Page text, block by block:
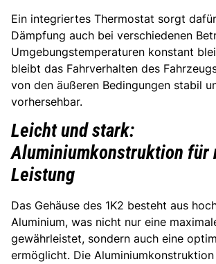
Ein integriertes Thermostat sorgt
Dämpfung auch bei verschiedenen
Umgebungstemperaturen konstant
bleibt das Fahrverhalten des
von den äußeren Bedingungen stabil
vorhersehbar.
Leicht und stark:
Aluminiumkonstruktion für
Leistung
Das Gehäuse des 1K2 besteht aus
Aluminium, was nicht nur eine
gewährleistet, sondern auch eine
ermöglicht. Die